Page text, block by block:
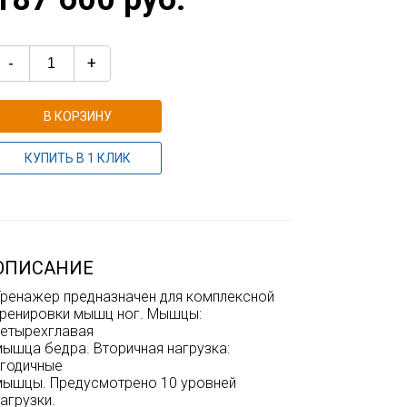
- +
В КОРЗИНУ
КУПИТЬ В 1 КЛИК
предназначен для комплексной
мышц ног. Мышцы:
бедра. Вторичная нагрузка:
Предусмотрено 10 уровней